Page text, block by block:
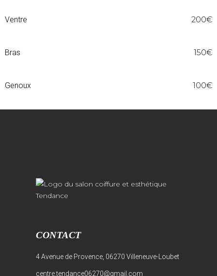
Ventre 200€
Bras 150€
Genoux 100€
CONTACT
4 Avenue de Provence, 06270 Villeneuve-Loubet
centre.tendance06270@gmail.com